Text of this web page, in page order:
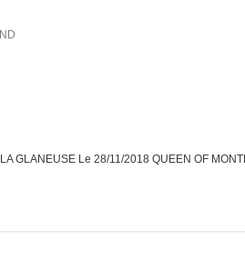
GLANEUSE Le 28/11/2018 QUEEN OF